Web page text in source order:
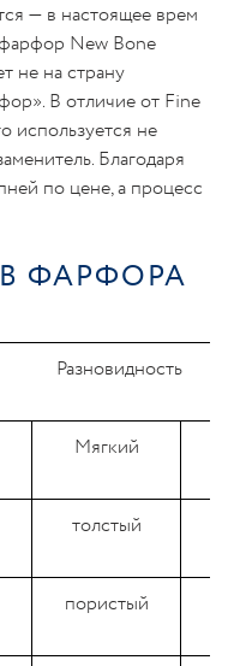
— в настоящее врем
New Bone
не на страну
В отличие от Fine
используется не
Благодаря
по цене, а процесс
ФАРФОРА
Разновидность
Мягкий
толстый
пористый